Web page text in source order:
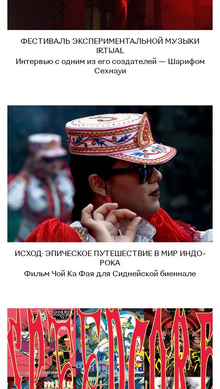
ФЕСТИВАЛЬ ЭКСПЕРИМЕНТАЛЬНОЙ МУЗЫКИ
IRTIJAL
Интервью с одним из его создателей — Шарифом
Сехнауи
ИСХОД: ЭПИЧЕСКОЕ ПУТЕШЕСТВИЕ В МИР ИНДО-
РОКА
Фильм Чой Ка Фая для Сиднейской биеннале